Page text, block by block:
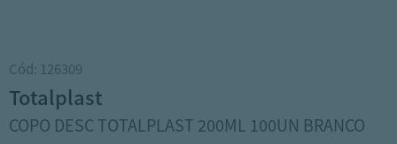
Cód: 126309
totalplast
COPO DESC TOTALPLAST 200ML 100UN BRANCO